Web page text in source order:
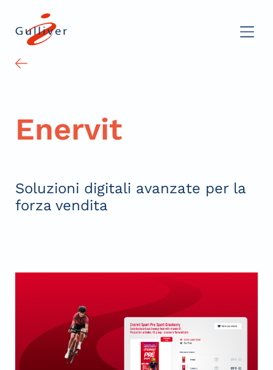
Enervit
Soluzioni digitali avanzate per la
forza vendita